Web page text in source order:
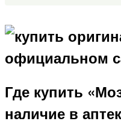
Где купить
наличие в